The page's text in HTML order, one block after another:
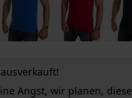
Angst, wir planen,